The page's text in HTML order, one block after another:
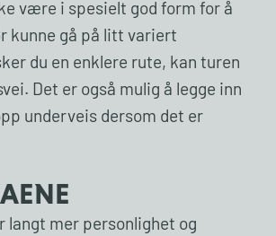
være i spesielt god form for å
kunne gå på litt variert
du en enklere rute, kan turen
Det er også mulig å legge inn
underveis dersom det er
langt mer personlighet og